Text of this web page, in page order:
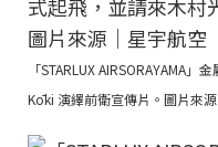
「STARLUX AIRSORAYAMA
Kōki 演繹前衛宣傳片。圖片來